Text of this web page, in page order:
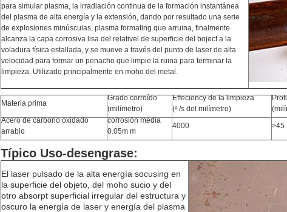
para simular plasma, la irradiación continua de la formación instantánea
del plasma de alta energía y la extensión, dando por resultado una serie
de explosiones minúsculas, plasma formating que arruina, finalmente
alcanza la capa corrosiva lisa del relativel de superficie del boject a la
voladura física estallada, y se mueve a través del punto de laser de alta
velocidad para formar un penacho que limpie la ruina para terminar la
limpieza. Utilizado principalmente en moho del metal.
Materia prima
Grado corroído
(milímetro)
Effeciency de la limpieza
(² /s del milímetro)
Acero de carbono oxidado
arrabio
corrosión media
0.05m m
4000 >45
Típico Uso-desengrase:
El laser pulsado de la alta energía socusing en
la superficie del objeto, del moho sucio y del
otro absorpt superficial irregular del estructura y
oscuro la energía de laser y energía del plasma